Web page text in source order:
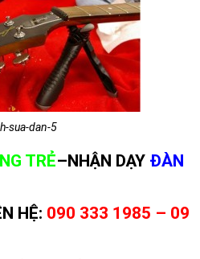
sua-dan-5
TRẺ–NHẬN DẠY ĐÀN
HỆ: 090 333 1985 – 09